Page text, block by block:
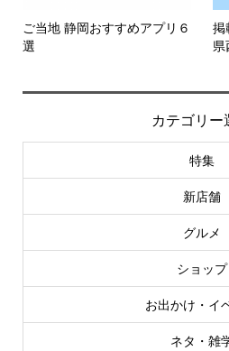
ご当地 静岡おすすめアプリ６
選
掲
カテゴリー
特集
新店舗
グルメ
ショップ
お出かけ・イ
ネタ・雑